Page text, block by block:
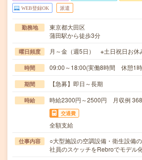
WEB登録OK 派遣
勤務地
東京都大田区
蒲田駅から徒歩3分
曜日頻度 月～金（週5日） ※土日祝日お休
時間 09:00～18:00(実働8時間 休憩1
期間 【急募】即日～長期
時給 時給2300円～2500円 月収例
交通費
全額支給
仕事内容
○大型施設の空調設備・衛生設備
社員のスケッチをRebroでモデ